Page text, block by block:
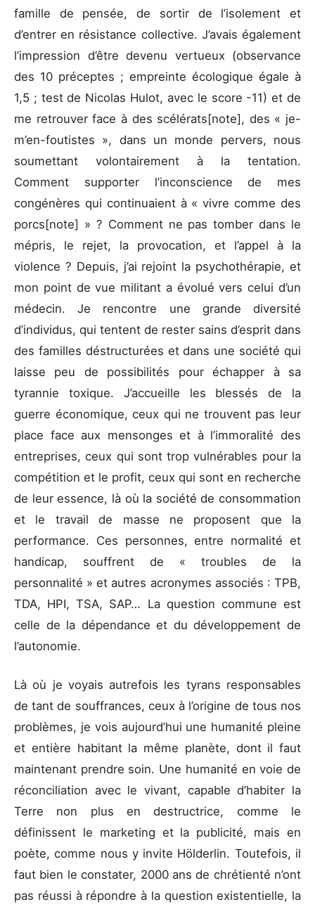
famille de pensée, de sortir de l’isolement et
d’entrer en résistance collective. J’avais également
l’impression d’être devenu vertueux (observance
des 10 préceptes ; empreinte écologique égale à
1,5 ; test de Nicolas Hulot, avec le score -11) et de
me retrouver face à des scélérats[note], des « je-
m’en-foutistes », dans un monde pervers, nous
soumettant volontairement à la tentation.
Comment supporter l’inconscience de mes
congénères qui continuaient à « vivre comme des
porcs[note] » ? Comment ne pas tomber dans le
mépris, le rejet, la provocation, et l’appel à la
violence ? Depuis, j’ai rejoint la psychothérapie, et
mon point de vue militant a évolué vers celui d’un
médecin. Je rencontre une grande diversité
d’individus, qui tentent de rester sains d’esprit dans
des familles déstructurées et dans une société qui
laisse peu de possibilités pour échapper à sa
tyrannie toxique. J’accueille les blessés de la
guerre économique, ceux qui ne trouvent pas leur
place face aux mensonges et à l’immoralité des
entreprises, ceux qui sont trop vulnérables pour la
compétition et le profit, ceux qui sont en recherche
de leur essence, là où la société de consommation
et le travail de masse ne proposent que la
performance. Ces personnes, entre normalité et
handicap, souffrent de « troubles de la
personnalité » et autres acronymes associés : TPB,
TDA, HPI, TSA, SAP… La question commune est
celle de la dépendance et du développement de
l’autonomie.
Là où je voyais autrefois les tyrans responsables
de tant de souffrances, ceux à l’origine de tous nos
problèmes, je vois aujourd’hui une humanité pleine
et entière habitant la même planète, dont il faut
maintenant prendre soin. Une humanité en voie de
réconciliation avec le vivant, capable d’habiter la
Terre non plus en destructrice, comme le
définissent le marketing et la publicité, mais en
poète, comme nous y invite Hölderlin. Toutefois, il
faut bien le constater, 2000 ans de chrétienté n’ont
pas réussi à répondre à la question existentielle, la